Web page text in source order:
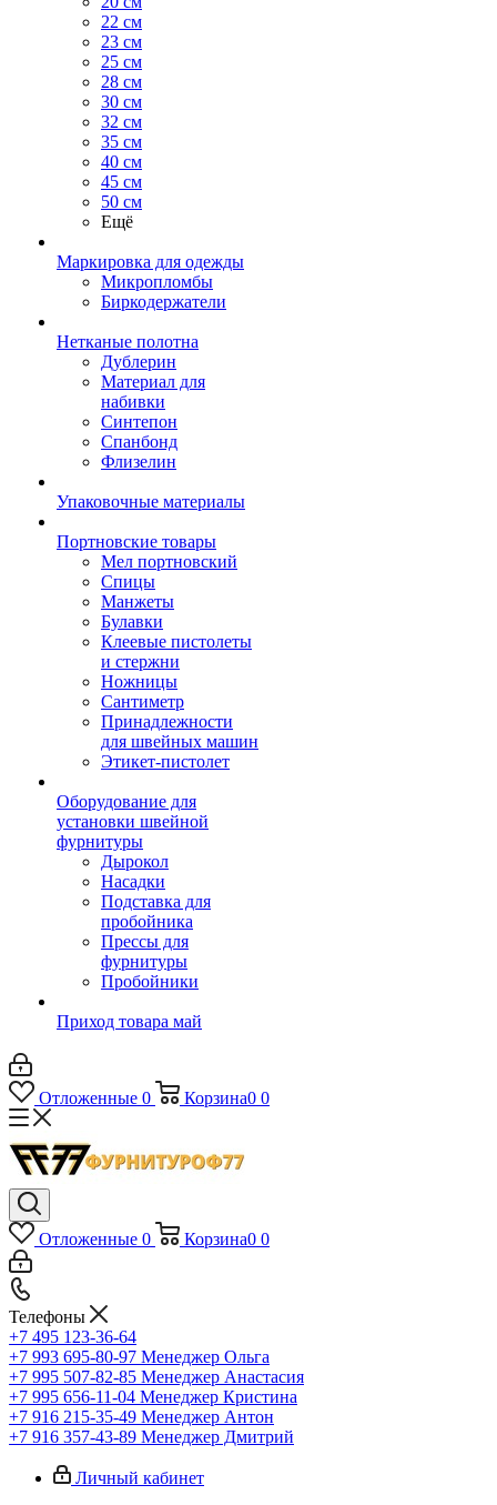
22 см
23 см
25 см
28 см
30 см
32 см
35 см
40 см
45 см
50 см
Ещё
Маркировка для одежды
Микропломбы
Биркодержатели
Нетканые полотна
Дублерин
Материал для
набивки
Синтепон
Спанбонд
Флизелин
Упаковочные материалы
Портновские товары
Мел портновский
Спицы
Манжеты
Булавки
Клеевые пистолеты
и стержни
Ножницы
Сантиметр
Принадлежности
для швейных машин
Этикет-пистолет
Оборудование для
установки швейной
фурнитуры
Дырокол
Насадки
Подставка для
пробойника
Прессы для
фурнитуры
Пробойники
Приход товара май
Отложенные 0 Корзина0 0
Отложенные 0 Корзина0 0
Телефоны
+7 495 123-36-64
+7 993 695-80-97 Менеджер Ольга
+7 995 507-82-85 Менеджер Анастасия
+7 995 656-11-04 Менеджер Кристина
+7 916 215-35-49 Менеджер Антон
+7 916 357-43-89 Менеджер Дмитрий
Личный кабинет